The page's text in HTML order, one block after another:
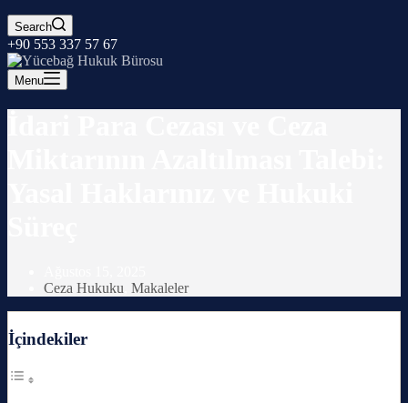
Search
+90 553 337 57 67
Menu
Ceza Hukuku Makaleler
İçindekiler